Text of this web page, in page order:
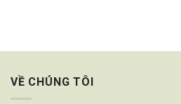
VỀ CHÚNG TÔI